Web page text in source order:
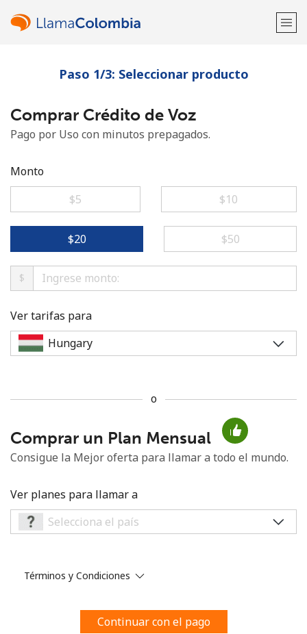
¡Bienvenido!
¿Ya tienes una cuenta?Inicia sesión →
No se ha creado una contraseña
Mínimo 8 caracteres
Una letra mayúscula y una minúscula
Un número
Al abrir una cuenta en este sitio web, estoy de acuerdo con
Paso 1/3: Seleccionar producto
Comprar Crédito de Voz
Pago por Uso con minutos prepagados.
Monto
⁦$5⁩
⁦$10⁩
⁦$20⁩ ⁦$50⁩
$
Ver tarifas para
o
Comprar un Plan Mensual
Consigue la Mejor oferta para llamar a todo el mundo.
Ver planes para llamar a
Términos y Condiciones
Continuar con el pago